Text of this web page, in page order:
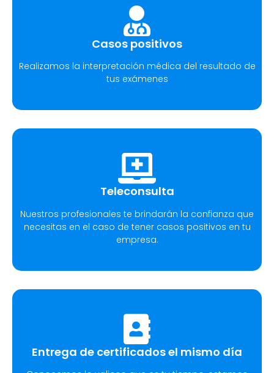
Casos positivos
Realizamos la interpretación médica del resultado de
tus exámenes
Teleconsulta
Nuestros profesionales te brindarán la confianza que
necesitas en el caso de tener casos positivos en tu
empresa.
Entrega de certificados el mismo día